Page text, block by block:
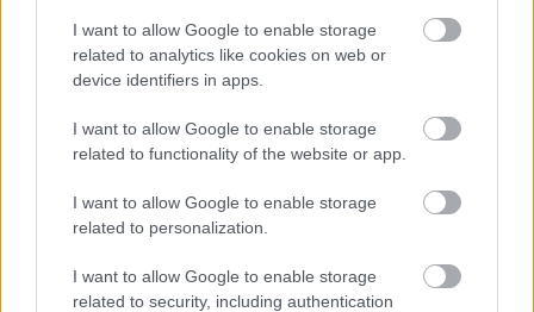
I want to allow Google to enable storage
related to analytics like cookies on web or
device identifiers in apps.
I want to allow Google to enable storage
related to functionality of the website or app.
I want to allow Google to enable storage
related to personalization.
I want to allow Google to enable storage
related to security, including authentication
a gelatóhoz vannak hozzászokva. Az ais kacang
durva fordításban nagyjából annyit tesz, hogy
„jégbab”. Az elnevezés találó, hiszen ezt cukrozott
vörösbabból és csemegekukoricából készítik, a
tetejére pedig egy sűrített tejből készített
gombóc kerül, amit általában még
gyümölcsökkel, dióval és különböző szirupokkal
öntenek nyakon. Bármilyen furcsának hat, a